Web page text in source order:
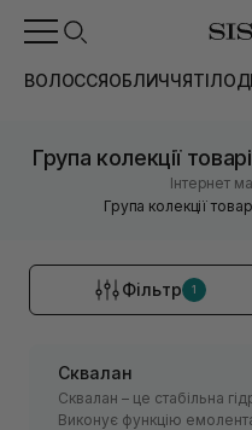
ВОЛОССЯОБЛИЧЧЯТІЛО
Група колекції
Інтернет
Група колекції
Фільтр 1
Сквалан
Сквалан – це стабільна
Виконує функцію